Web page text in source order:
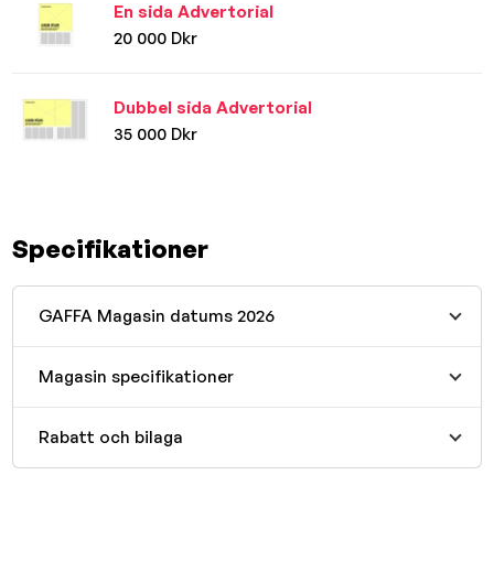
En sida Advertorial
20 000 Dkr
Dubbel sida Advertorial
35 000 Dkr
Specifikationer
GAFFA Magasin datums 2026
Magasin specifikationer
Rabatt och bilaga